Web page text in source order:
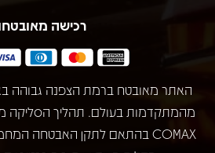
רכישה
מהמתקדמות בעולם. תהליך הסליקה